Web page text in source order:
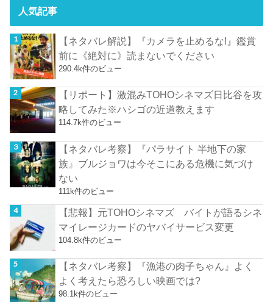
人気記事
【ネタバレ解説】『カメラを止めるな!』鑑賞
前に《絶対に》読まないでください
290.4k件のビュー
【リポート】激混みTOHOシネマズ日比谷を攻
略してみた※ハシゴの近道教えます
114.7k件のビュー
【ネタバレ考察】『パラサイト 半地下の家
族』ブルジョワは今そこにある危機に気づけ
ない
111k件のビュー
【悲報】元TOHOシネマズ バイトが語るシネ
マイレージカードのヤバイサービス変更
104.8k件のビュー
【ネタバレ考察】『漁港の肉子ちゃん』よく
よく考えたら恐ろしい映画では?
98.1k件のビュー